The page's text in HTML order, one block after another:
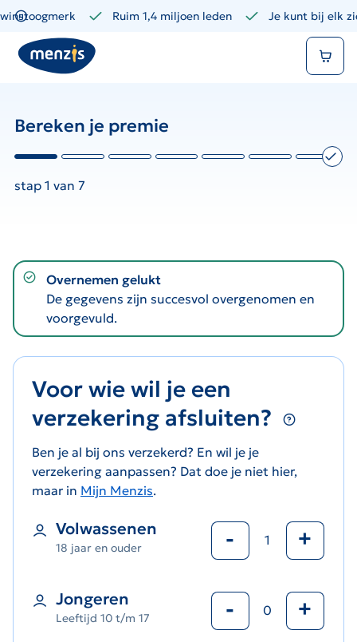
Links
snelle
navigatie
Ruim 1,4 miljoen leden Je kunt bij elk
Bereken je premie
stap 1 van 7
Overnemen gelukt
De gegevens zijn succesvol overgenomen en
voorgevuld.
Voor wie wil je een
verzekering afsluiten?
Ben je al bij ons verzekerd? En wil je je
verzekering aanpassen? Dat doe je niet hier,
maar in Mijn Menzis.
Volwassenen
18 jaar en ouder - +
Jongeren
Leeftijd 10 t/m 17 - +